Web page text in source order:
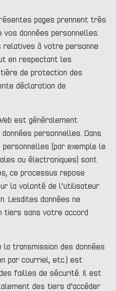
pages prennent très
données personnelles.
relatives à votre personne
en respectant les
de protection des
déclaration de
est généralement
personnelles. Dans
(par exemple le
ou électroniques) sont
ce processus repose
la volonté de l’utilisateur
Lesdites données ne
tiers sans votre accord
la transmission des données
par courriel, etc.) est
failles de sécurité. Il est
des tiers d’accéder